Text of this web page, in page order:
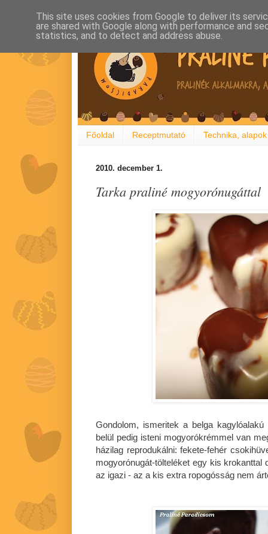
Főoldal Receptmutató Technika, alapok
2010. december 1.
Tarka praliné mogyorónugáttal
Gondolom, ismeritek a belga
belül pedig isteni mogyorókrémmel van
házilag reprodukálni: fekete-fehér
mogyorónugát-tölteléket egy kis krokanttal
az igazi - az a kis extra ropogósság nem
This site uses cookies from Google to deliver its
are shared with Google along with performance and
statistics, and to detect and address abuse.